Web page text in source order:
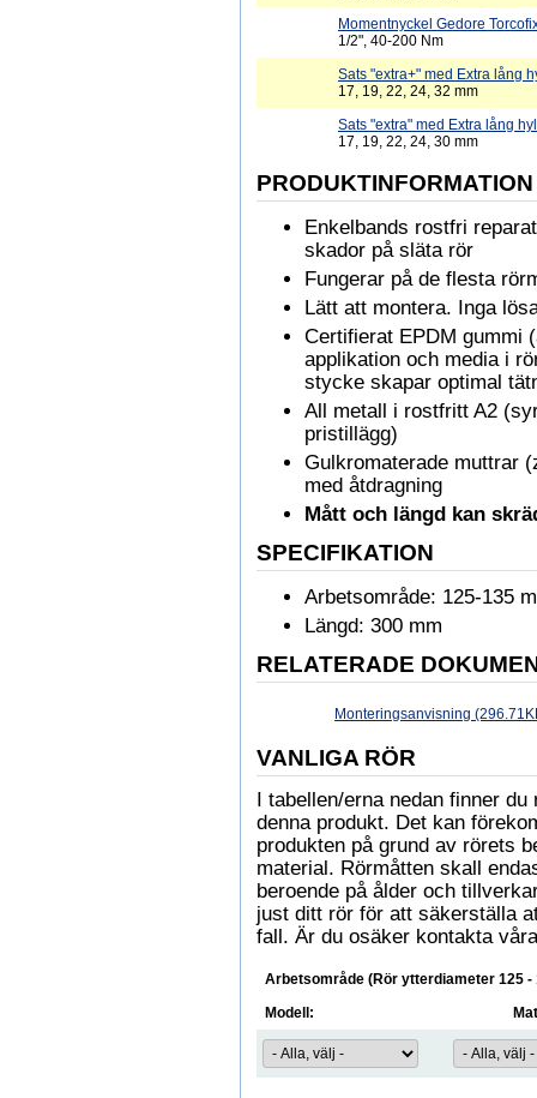
Momentnyckel Gedore
1/2", 40-200 Nm
Sats "extra+" med Extra lång
17, 19, 22, 24, 32 mm
Sats "extra" med Extra lång
17, 19, 22, 24, 30 mm
PRODUKTINFORMATION
Enkelbands rostfri
skador på släta rör
Fungerar på de flesta
Lätt att montera. Inga
Certifierat EPDM gummi
applikation och media i
stycke skapar optimal
All metall i rostfritt A2
pristillägg)
Gulkromaterade muttrar
med åtdragning
Mått och längd kan
SPECIFIKATION
Arbetsområde: 125-135
Längd: 300 mm
RELATERADE
Monteringsanvisning
VANLIGA RÖR
I tabellen/erna nedan finner
denna produkt. Det kan
produkten på grund av rörets
material. Rörmåtten skall
beroende på ålder och
just ditt rör för att säkerställa
fall. Är du osäker kontakta
Arbetsområde (Rör ytterdiameter 125 -
Modell: